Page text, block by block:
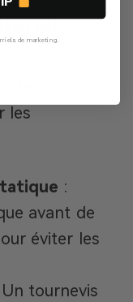
les
:
avant de
éviter les
tournevis
de marketing.